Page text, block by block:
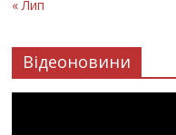
« Лип
Відеоновини